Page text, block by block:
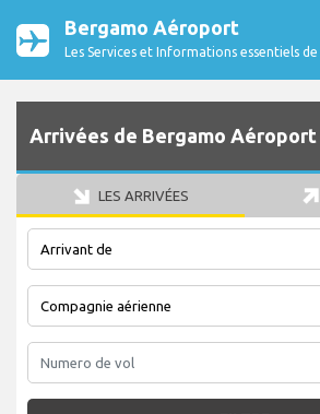
Bergamo Aéroport
Les Services et Informations essentiels
Arrivées de Bergamo Aéroport
LES ARRIVÉES